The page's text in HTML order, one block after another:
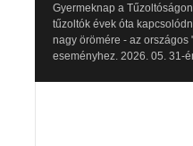
Gyermeknap a Tűzoltóságon
tűzoltók évek óta
nagy örömére - az országos
eseményhez. 2026. 05. 31-